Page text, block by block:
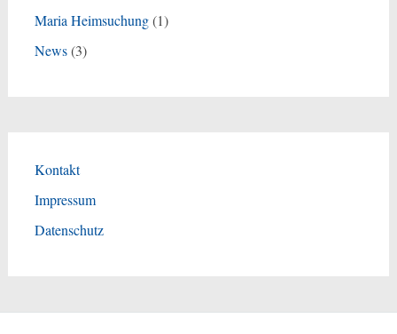
Maria Heimsuchung(1)
News(3)
Kontakt
Impressum
Datenschutz